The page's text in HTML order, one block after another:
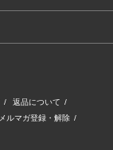
/ 返品について /
メルマガ登録・解除 /